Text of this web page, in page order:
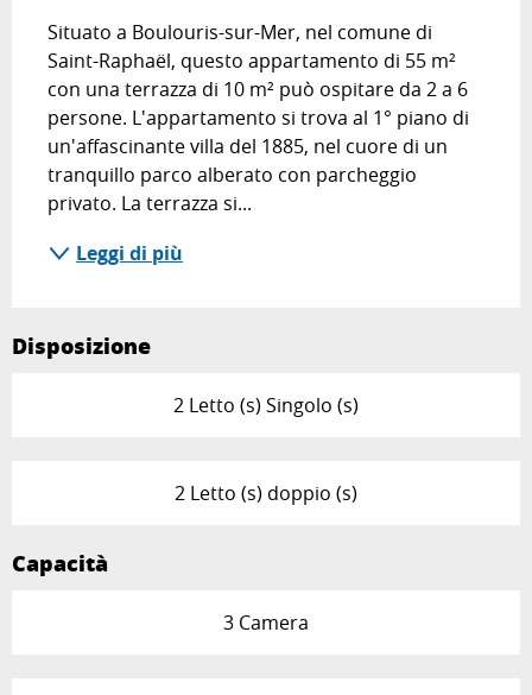
Situato a Boulouris-sur-Mer, nel comune di
Saint-Raphaël, questo appartamento di 55 m²
con una terrazza di 10 m² può ospitare da 2 a 6
persone. L'appartamento si trova al 1° piano di
un'affascinante villa del 1885, nel cuore di un
tranquillo parco alberato con parcheggio
privato. La terrazza si...
Leggi di più
Disposizione
2 Letto (s) Singolo (s)
2 Letto (s) doppio (s)
Capacità
3 Camera